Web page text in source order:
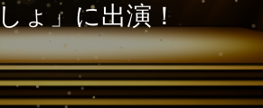
ょ」に出演！